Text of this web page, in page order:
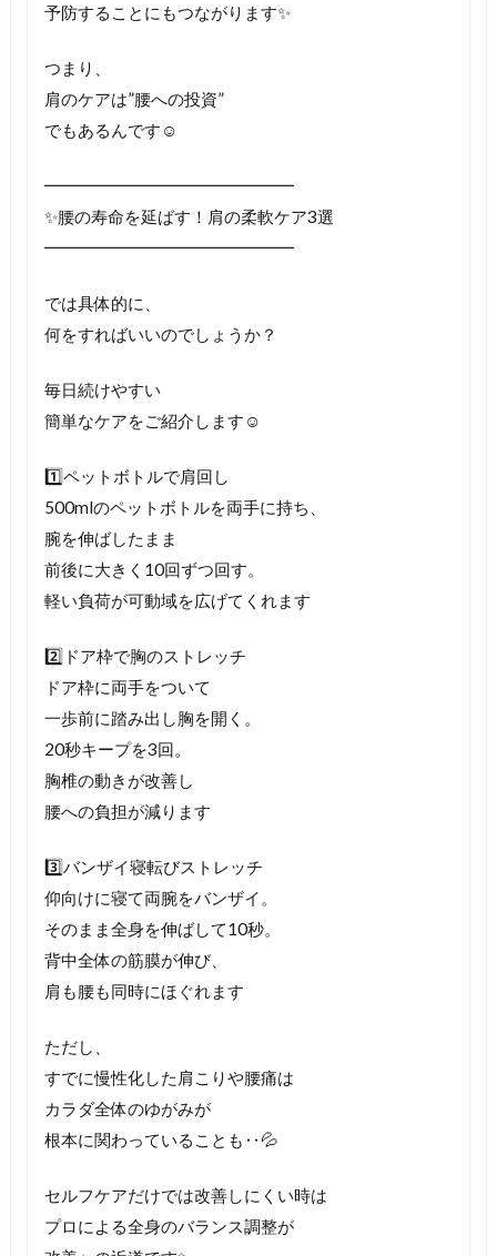
予防することにもつながります✨
つまり、
肩のケアは”腰への投資”
でもあるんです☺️
━━━━━━━━━━━━━━━
✨腰の寿命を延ばす！肩の柔軟ケア3選
━━━━━━━━━━━━━━━
では具体的に、
何をすればいいのでしょうか？
毎日続けやすい
簡単なケアをご紹介します☺️
1️⃣ペットボトルで肩回し
500mlのペットボトルを両手に持ち、
腕を伸ばしたまま
前後に大きく10回ずつ回す。
軽い負荷が可動域を広げてくれます
2️⃣ドア枠で胸のストレッチ
ドア枠に両手をついて
一歩前に踏み出し胸を開く。
20秒キープを3回。
胸椎の動きが改善し
腰への負担が減ります
3️⃣バンザイ寝転びストレッチ
仰向けに寝て両腕をバンザイ。
そのまま全身を伸ばして10秒。
背中全体の筋膜が伸び、
肩も腰も同時にほぐれます
ただし、
すでに慢性化した肩こりや腰痛は
カラダ全体のゆがみが
根本に関わっていることも‥💦
セルフケアだけでは改善しにくい時は
プロによる全身のバランス調整が